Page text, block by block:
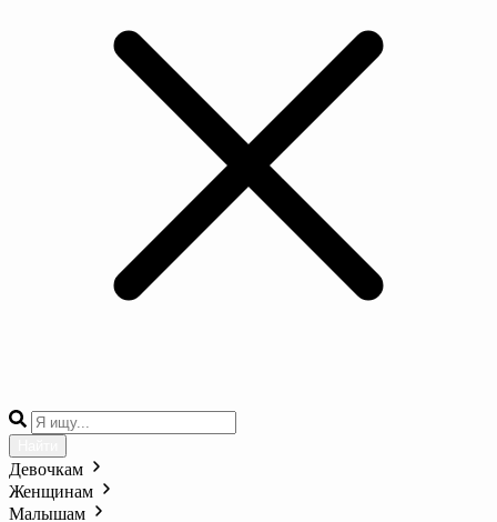
Девочкам
Женщинам
Малышам